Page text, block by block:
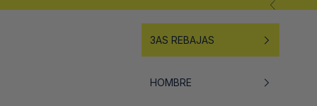
Ir al contenido Anterior
3AS REBAJAS
HOMBRE